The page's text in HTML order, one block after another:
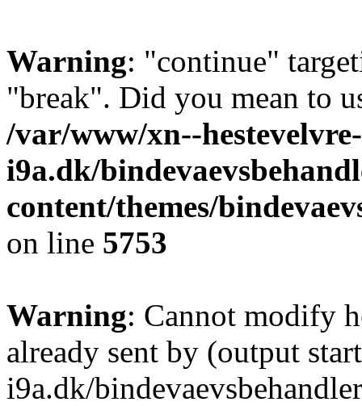
Warning: "continue"
"break". Did you mean to
/var/www/xn--hestevelvre-
i9a.dk/
content/themes/
on line 5753
Warning: Cannot modify
already sent by (output
i9a.dk/